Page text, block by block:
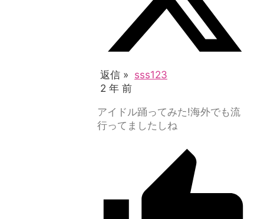
返信 » sss123
2 年 前
アイドル踊ってみた!海外でも流
行ってましたしね